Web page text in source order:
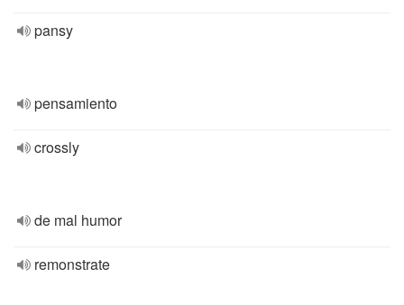
pansy
pensamiento
crossly
de mal humor
remonstrate